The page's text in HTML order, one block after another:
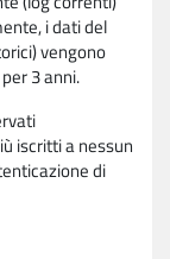
i dati del
vengono
3 anni.
iscritti a nessun
di